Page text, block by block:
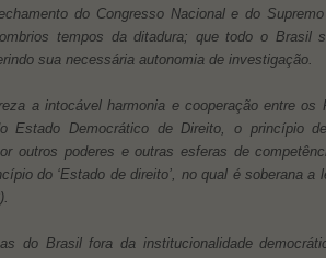
do Congresso Nacional e do Supremo
tempos da ditadura; que todo o Brasil
sua necessária autonomia de investigação.
a intocável harmonia e cooperação entre os
Estado Democrático de Direito, o princípio
outros poderes e outras esferas de
do ‘Estado de direito’, no qual é soberana a
do Brasil fora da institucionalidade